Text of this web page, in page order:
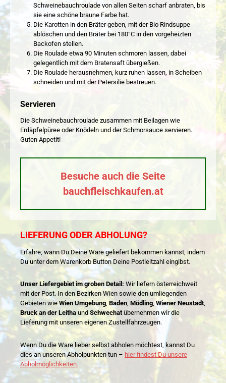
Schweinebauchroulade von allen Seiten scharf anbraten, bis
sie eine schöne braune Farbe hat.
Die Karotten in den Bräter geben, mit der Bio Rindsuppe
ablöschen und den Bräter bei 180°C in den vorgeheizten
Backofen stellen.
Die Roulade etwa 90 Minuten schmoren lassen, dabei
gelegentlich mit dem Bratensaft übergießen.
Die Roulade herausnehmen, kurz ruhen lassen, in Scheiben
schneiden und mit der Petersilie bestreuen.
Servieren
Die Schweinebauchroulade zusammen mit Beilagen wie
Erdäpfelpüree oder Knödeln und der Schmorsauce servieren.
Guten Appetit!
Besuche auch die Seite
bauchfleischkaufen.at
LIEFERUNG ODER ABHOLUNG?
Erfahre, wann Du Deine Ware geliefert bekommen kannst, indem
Du unter dem Warenkorb Button Deine Postleitzahl eingibst.
Unser Liefergebiet im groben Detail: Wir liefern österreichweit
mit der Post. In den Bezirken Wien sowie den umliegenden
Gebieten wie Wien Umgebung, Baden, Mödling, Wiener Neustadt,
Bruck an der Leitha undSchwechatübernehmen wir die
Lieferung mit unseren eigenen Zustellfahrzeugen.
Wenn Du die Ware lieber selbst abholen möchtest, kannst Du
dies an unseren Abholpunkten tun – hier findest Du unsere
Abholmöglichkeiten.